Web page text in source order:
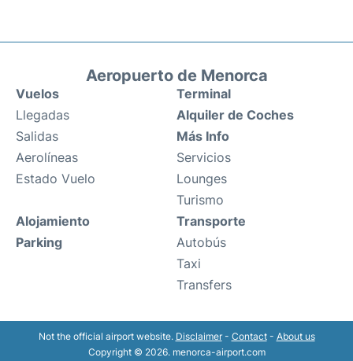
Aeropuerto de Menorca
Vuelos
Llegadas
Salidas
Aerolíneas
Estado Vuelo
Terminal
Alquiler de Coches
Más Info
Servicios
Lounges
Turismo
Alojamiento
Parking
Transporte
Autobús
Taxi
Transfers
Not the official airport website. Disclaimer- Contact- About us
Copyright © 2026. menorca-airport.com